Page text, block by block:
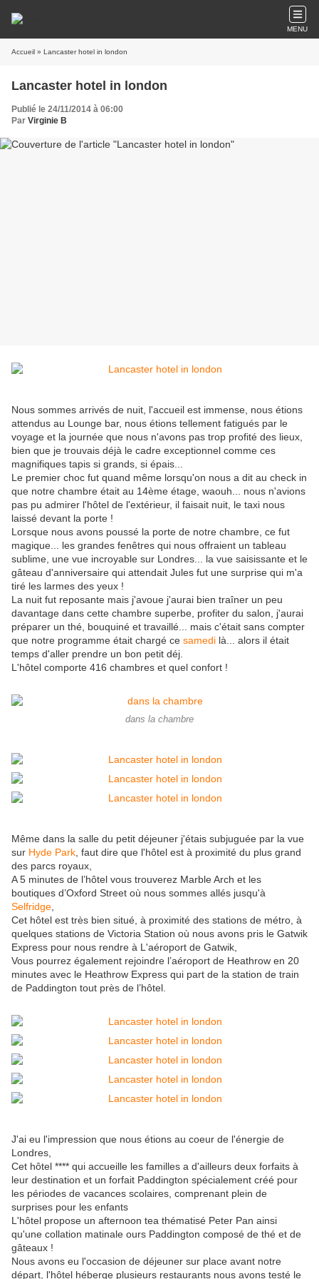
MENU
Accueil » Lancaster hotel in london
Lancaster hotel in london
Publié le 24/11/2014 à 06:00
Par Virginie B
Nous sommes arrivés de nuit, l'accueil est immense, nous étions
attendus au Lounge bar, nous étions tellement fatigués par le
voyage et la journée que nous n'avons pas trop profité des lieux,
bien que je trouvais déjà le cadre exceptionnel comme ces
magnifiques tapis si grands, si épais...
Le premier choc fut quand même lorsqu'on nous a dit au check in
que notre chambre était au 14ème étage, waouh... nous n'avions
pas pu admirer l'hôtel de l'extérieur, il faisait nuit, le taxi nous
laissé devant la porte !
Lorsque nous avons poussé la porte de notre chambre, ce fut
magique... les grandes fenêtres qui nous offraient un tableau
sublime, une vue incroyable sur Londres... la vue saisissante et le
gâteau d'anniversaire qui attendait Jules fut une surprise qui m'a
tiré les larmes des yeux !
La nuit fut reposante mais j'avoue j'aurai bien traîner un peu
davantage dans cette chambre superbe, profiter du salon, j'aurai
préparer un thé, bouquiné et travaillé... mais c'était sans compter
que notre programme était chargé ce samedi là... alors il était
temps d'aller prendre un bon petit déj.
L'hôtel comporte 416 chambres et quel confort !
dans la chambre
Même dans la salle du petit déjeuner j'étais subjuguée par la vue
sur Hyde Park , faut dire que l'hôtel est à proximité du plus grand
des parcs royaux,
A 5 minutes de l’hôtel vous trouverez Marble Arch et les
boutiques d’Oxford Street où nous sommes allés jusqu'à
Selfridge
Cet hôtel est très bien situé, à proximité des stations de métro, à
quelques stations de Victoria Station où nous avons pris le Gatwik
Express pour nous rendre à L'aéroport de Gatwik,
Vous pourrez également rejoindre l’aéroport de Heathrow en 20
minutes avec le Heathrow Express qui part de la station de train
de Paddington tout près de l’hôtel.
J'ai eu l'impression que nous étions au coeur de l'énergie de
Londres,
Cet hôtel **** qui accueille les familles a d'ailleurs deux forfaits à
leur destination et un forfait Paddington spécialement créé pour
les périodes de vacances scolaires, comprenant plein de
surprises pour les enfants
L'hôtel propose un afternoon tea thématisé Peter Pan ainsi
qu'une collation matinale ours Paddington composé de thé et de
gâteaux !
Nous avons eu l'occasion de déjeuner sur place avant notre
départ, l'hôtel héberge plusieurs restaurants nous avons testé le